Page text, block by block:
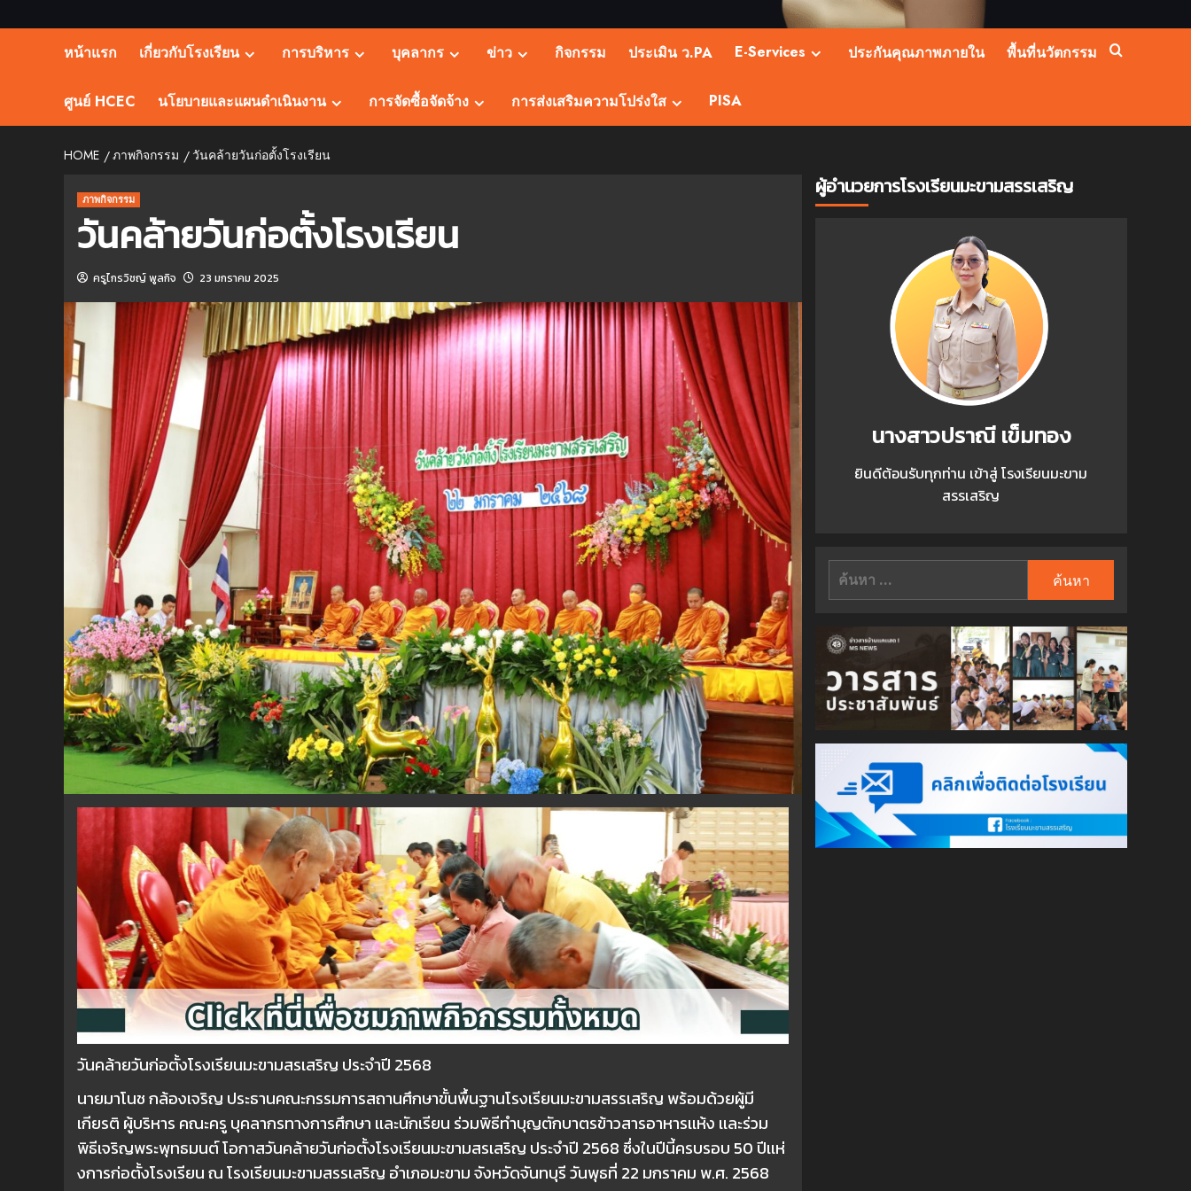
หน้าแรก เกี่ยวกับโรงเรียน การบริหาร บุคลากร ข่าว กิจกรรม ประเมิน ว.PA E-Services ประกันคุณภาพภายใน พื้นที่นวัตกรรม
ศูนย์ HCEC นโยบายและแผนดำเนินงาน การจัดซื้อจัดจ้าง การส่งเสริมความโปร่งใส PISA
HOME ภาพกิจกรรม วันคล้ายวันก่อตั้งโรงเรียน
ภาพกิจกรรม
วันคล้ายวันก่อตั้งโรงเรียน
ครูไกรวิชญ์ พูลกิจ 23 มกราคม 2025
วันคล้ายวันก่อตั้งโรงเรียนมะขามสรเสริญ ประจำปี 2568
นายมาโนช กล้องเจริญ ประธานคณะกรรมการสถานศึกษาขั้นพื้นฐานโรงเรียนมะขามสรรเสริญ พร้อมด้วยผู้มี
เกียรติ ผู้บริหาร คณะครู บุคลากรทางการศึกษา เเละนักเรียน ร่วมพิธีทำบุญตักบาตรข้าวสารอาหารเเห้ง เเละร่วม
พิธีเจริญพระพุทธมนต์ โอกาสวันคล้ายวันก่อตั้งโรงเรียนมะขามสรเสริญ ประจำปี 2568 ซึ่งในปีนี้ครบรอบ 50 ปีเเห่
งการก่อตั้งโรงเรียน ณ โรงเรียนมะขามสรรเสริญ​ อำเภอ​มะขาม จังหวัด​จันทบุรี วันพุธที่ 22 มกราคม พ.ศ. 2568
ผู้อำนวยการโรงเรียนมะขามสรรเสริญ
นางสาวปราณี เข็มทอง
ยินดีต้อนรับทุกท่าน เข้าสู่ โรงเรียนมะขาม
สรรเสริญ
ค้นหา
สำหรับ: